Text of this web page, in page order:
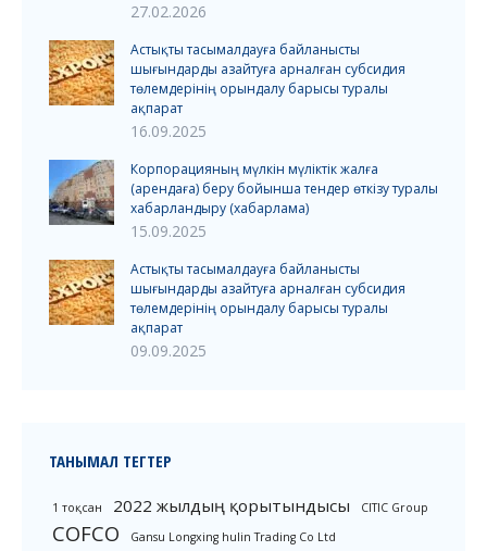
27.02.2026
Астықты тасымалдауға байланысты
шығындарды азайтуға арналған субсидия
төлемдерінің орындалу барысы туралы
ақпарат
16.09.2025
Корпорацияның мүлкін мүліктік жалға
(арендаға) беру бойынша тендер өткізу туралы
хабарландыру (хабарлама)
15.09.2025
Астықты тасымалдауға байланысты
шығындарды азайтуға арналған субсидия
төлемдерінің орындалу барысы туралы
ақпарат
09.09.2025
ТАНЫМАЛ ТЕГТЕР
1 тоқсан 2022 жылдың қорытындысы CITIC Group
COFCO Gansu Longxing hulin Trading Co Ltd